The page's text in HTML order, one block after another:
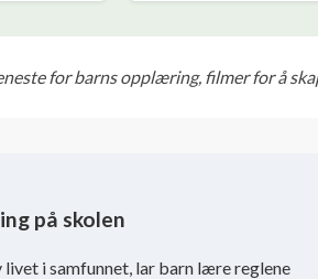
for barns opplæring, filmer for å
på skolen
livet i samfunnet, lar barn lære reglene